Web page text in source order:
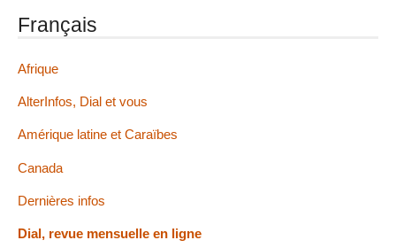
Français
Afrique
AlterInfos, Dial et vous
Amérique latine et Caraïbes
Canada
Dernières infos
Dial, revue mensuelle en ligne